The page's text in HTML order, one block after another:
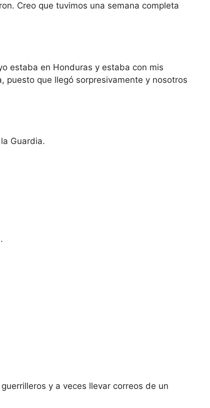
Creo que tuvimos una semana completa
estaba en Honduras y estaba con mis
puesto que llegó sorpresivamente y nosotros
Guardia.
y a veces llevar correos de un